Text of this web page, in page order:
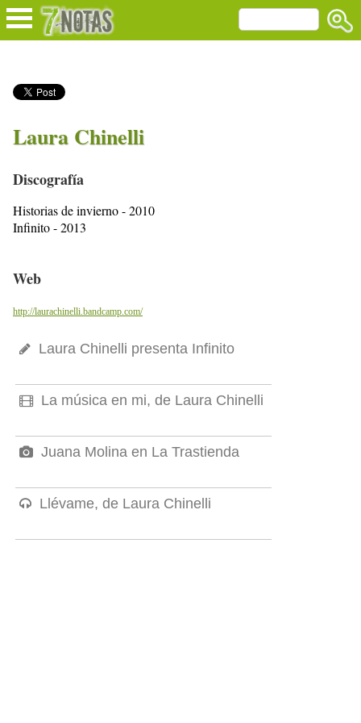
Laura Chinelli
Discografía
Historias de invierno - 2010
Infinito - 2013
Web
http://laurachinelli.bandcamp.com/
Laura Chinelli presenta Infinito
La música en mi, de Laura Chinelli
Juana Molina en La Trastienda
Llévame, de Laura Chinelli